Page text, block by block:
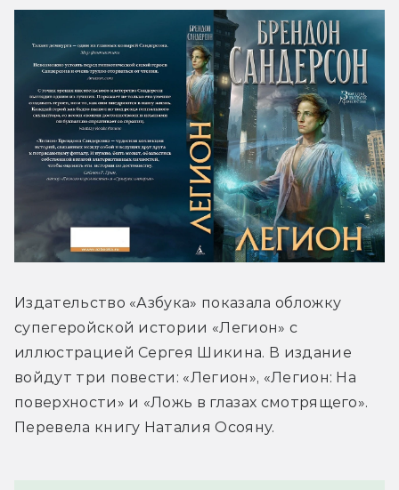
Издательство «Азбука» показала обложку
супегеройской истории «Легион» с
иллюстрацией Сергея Шикина. В издание
войдут три повести: «Легион», «Легион: На
поверхности» и «Ложь в глазах смотрящего».
Перевела книгу Наталия Осояну.